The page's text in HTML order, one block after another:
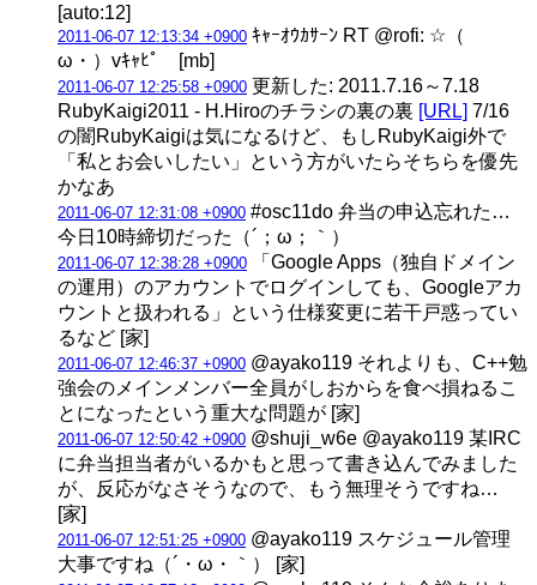
[auto:12]
2011-06-07 12:13:34 +0900 ｷｬｰｵｳｶｻｰﾝ RT @rofi: ☆（ゝ
ω・）vｷｬﾋﾟ [mb]
2011-06-07 12:25:58 +0900 更新した: 2011.7.16～7.18
RubyKaigi2011 - H.Hiroのチラシの裏の裏 [URL] 7/16
の闇RubyKaigiは気になるけど、もしRubyKaigi外で
「私とお会いしたい」という方がいたらそちらを優先
かなあ
2011-06-07 12:31:08 +0900 #osc11do 弁当の申込忘れた…
今日10時締切だった（´；ω；｀）
2011-06-07 12:38:28 +0900 「Google Apps（独自ドメイン
の運用）のアカウントでログインしても、Googleアカ
ウントと扱われる」という仕様変更に若干戸惑ってい
るなど [家]
2011-06-07 12:46:37 +0900 @ayako119 それよりも、C++勉
強会のメインメンバー全員がしおからを食べ損ねるこ
とになったという重大な問題が [家]
2011-06-07 12:50:42 +0900 @shuji_w6e @ayako119 某IRC
に弁当担当者がいるかもと思って書き込んでみました
が、反応がなさそうなので、もう無理そうですね…
[家]
2011-06-07 12:51:25 +0900 @ayako119 スケジュール管理
大事ですね（´・ω・｀） [家]